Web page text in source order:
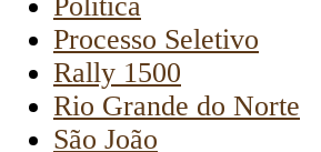
Processo Seletivo
Rally 1500
Rio Grande do Norte
São João